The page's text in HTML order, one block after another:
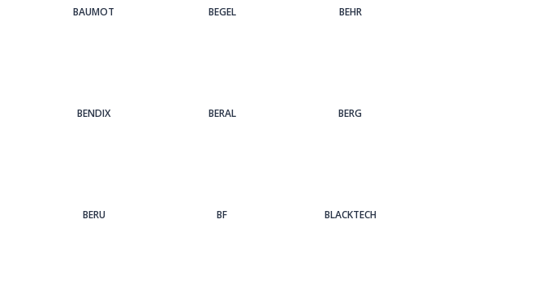
BAUMOT BEGEL BEHR
BENDIX BERAL BERG
BERU BF BLACKTECH